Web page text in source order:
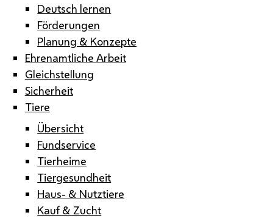
Deutsch lernen
Förderungen
Planung & Konzepte
Ehrenamtliche Arbeit
Gleichstellung
Sicherheit
Tiere
Übersicht
Fundservice
Tierheime
Tiergesundheit
Haus- & Nutztiere
Kauf & Zucht